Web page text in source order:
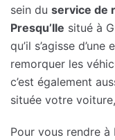
sein du service de
Presqu’Ile situé à
qu’il s’agisse
remorquer les
c’est également
située votre
Pour vous rendre à